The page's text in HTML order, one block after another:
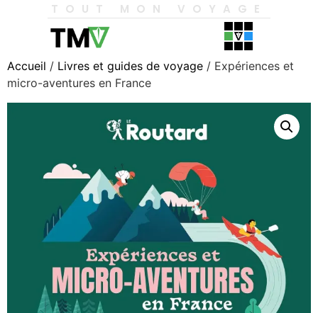
TOUT MON VOYAGE
Accueil / Livres et guides de voyage / Expériences et
micro-aventures en France